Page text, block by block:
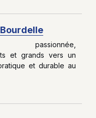
passionnée,
et grands vers un
et durable au